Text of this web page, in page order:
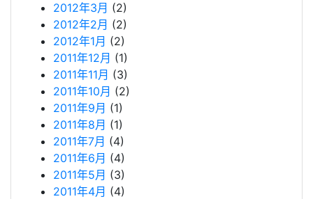
2012年3月 (2)
2012年2月 (2)
2012年1月 (2)
2011年12月 (1)
2011年11月 (3)
2011年10月 (2)
2011年9月 (1)
2011年8月 (1)
2011年7月 (4)
2011年6月 (4)
2011年5月 (3)
2011年4月 (4)